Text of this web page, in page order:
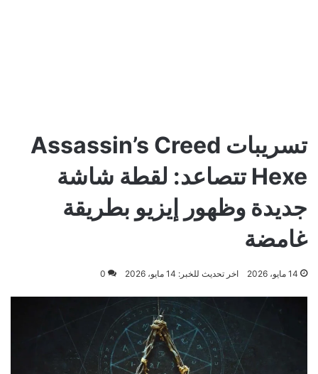
تسريبات Assassin’s Creed
Hexe تتصاعد: لقطة شاشة
جديدة وظهور إيزيو بطريقة
غامضة
14 مايو، 2026 اخر تحديث للخبر: 14 مايو، 2026 0